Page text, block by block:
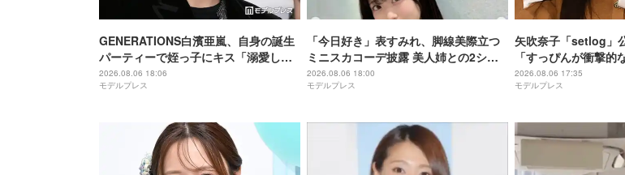
GENERATIONS白濱亜嵐、自身の誕生
パーティーで姪っ子にキス「溺愛して
るのが伝わる」「いいお父さんになり
そう」と反響相次ぐ
2026.08.06 18:06
モデルプレス
「今日好き」表すみれ、脚線美際立つ
ミニスカコーデ披露 美人姉との2ショ
ットにも絶賛の声「姉妹揃ってビジュ
爆発」「スタイル抜群」
2026.08.06 18:00
モデルプレス
矢吹奈子「setlog」
「すっぴんが衝撃的
すぎてびっくり」
2026.08.06 17:35
モデルプレス